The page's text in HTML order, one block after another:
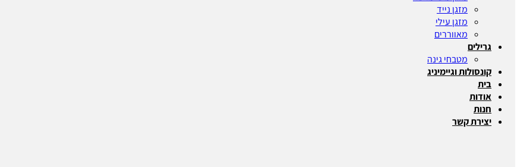
מזגן נייד
מזגן עילי
מאווררים
גרילים
מטבחי גינה
קונסולות וגיימיניג
בית
אודות
חנות
יצירת קשר